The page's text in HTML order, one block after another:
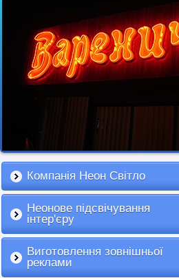
Компанія Неон Світло
Неонове підсвічування
інтер'єру
Виготовлення зовнішньої
реклами